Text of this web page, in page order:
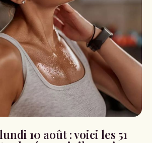
10 août : voici les 51